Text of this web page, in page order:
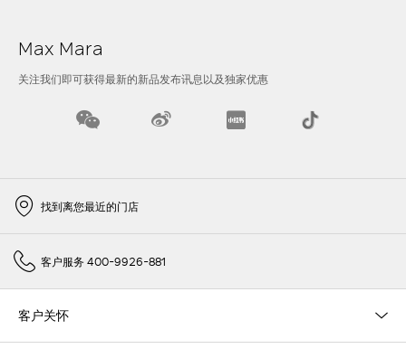
Max Mara
关注我们即可获得最新的新品发布讯息以及独家优惠
找到离您最近的门店
客户服务 400-9926-881
客户关怀